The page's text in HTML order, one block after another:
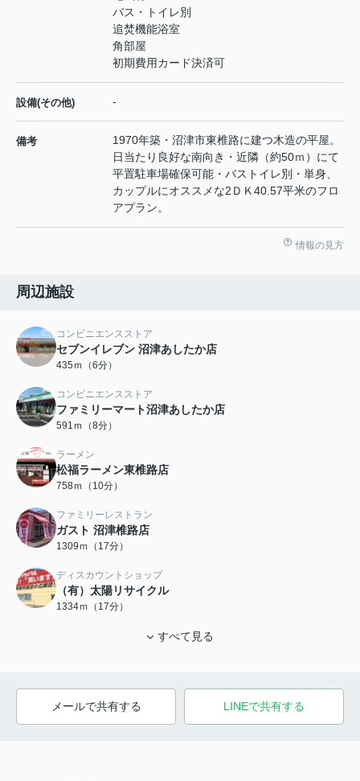
バス・トイレ別
追焚機能浴室
角部屋
初期費用カード決済可
設備(その他) -
備考
1970年築・沼津市東椎路に建つ木造の平屋。
日当たり良好な南向き・近隣（約50ｍ）にて
平置駐車場確保可能・バストイレ別・単身、
カップルにオススメな2ＤＫ40.57平米のフロ
アプラン。
情報の見方
周辺施設
コンビニエンスストア
セブンイレブン 沼津あしたか店
435ｍ（6分）
コンビニエンスストア
ファミリーマート沼津あしたか店
591ｍ（8分）
ラーメン
松福ラーメン東椎路店
758ｍ（10分）
ファミリーレストラン
ガスト 沼津椎路店
1309ｍ（17分）
ディスカウントショップ
（有）太陽リサイクル
1334ｍ（17分）
すべて見る
メールで共有する LINEで共有する